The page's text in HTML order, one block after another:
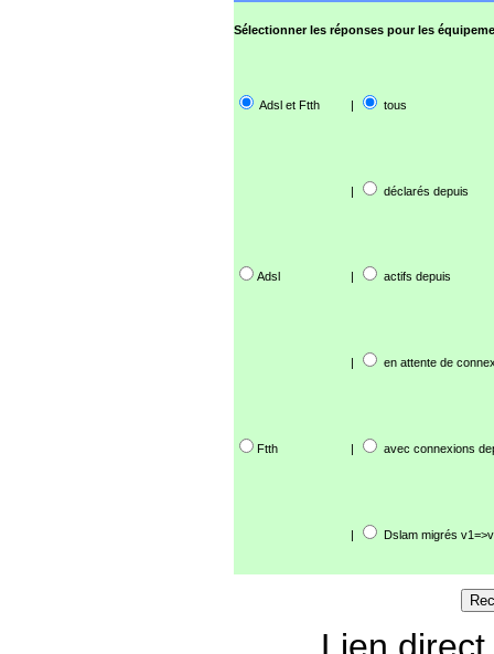
Sélectionner les réponses pour les
Adsl et Ftth | tous
| déclarés depuis
Adsl | actifs depuis
| en attente de
Ftth | avec connexions
| Dslam migrés